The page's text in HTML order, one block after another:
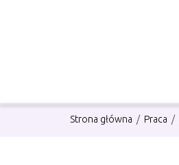
Strona główna / Praca /